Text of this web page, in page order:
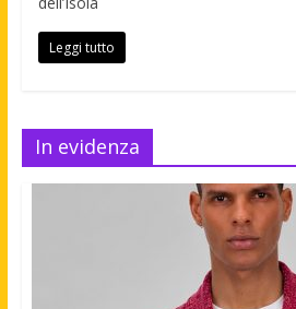
Leggi tutto
In evidenza